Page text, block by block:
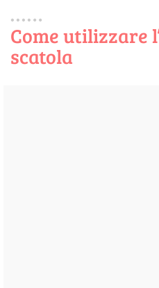
Come utilizzare
scatola